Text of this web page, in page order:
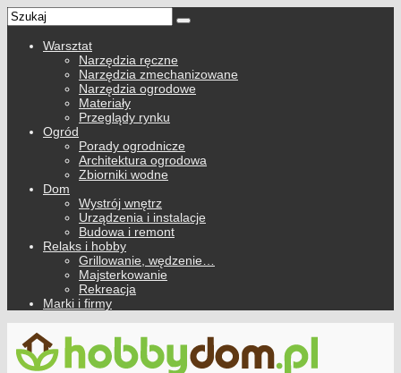
Warsztat
Narzędzia ręczne
Narzędzia zmechanizowane
Narzędzia ogrodowe
Materiały
Przeglądy rynku
Ogród
Porady ogrodnicze
Architektura ogrodowa
Zbiorniki wodne
Dom
Wystrój wnętrz
Urządzenia i instalacje
Budowa i remont
Relaks i hobby
Grillowanie, wędzenie…
Majsterkowanie
Rekreacja
Marki i firmy